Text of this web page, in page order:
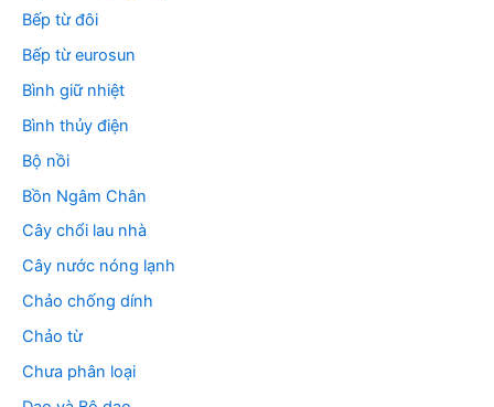
Bếp từ đôi
Bếp từ eurosun
Bình giữ nhiệt
Bình thủy điện
Bộ nồi
Bồn Ngâm Chân
Cây chổi lau nhà
Cây nước nóng lạnh
Chảo chống dính
Chảo từ
Chưa phân loại